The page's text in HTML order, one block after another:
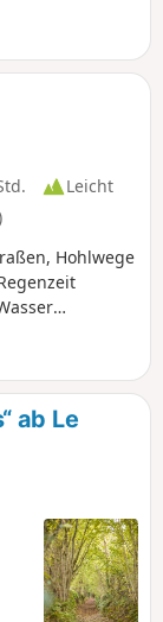
Erbes
Leicht
Hohlwege
ab Le